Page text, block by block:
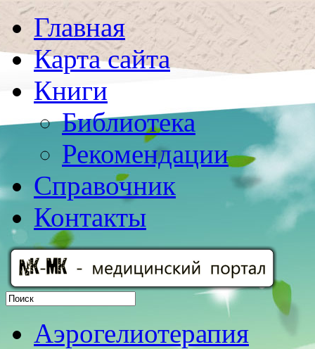
Главная
Карта сайта
Книги
Библиотека
Рекомендации
Справочник
Контакты
Аэрогелиотерапия